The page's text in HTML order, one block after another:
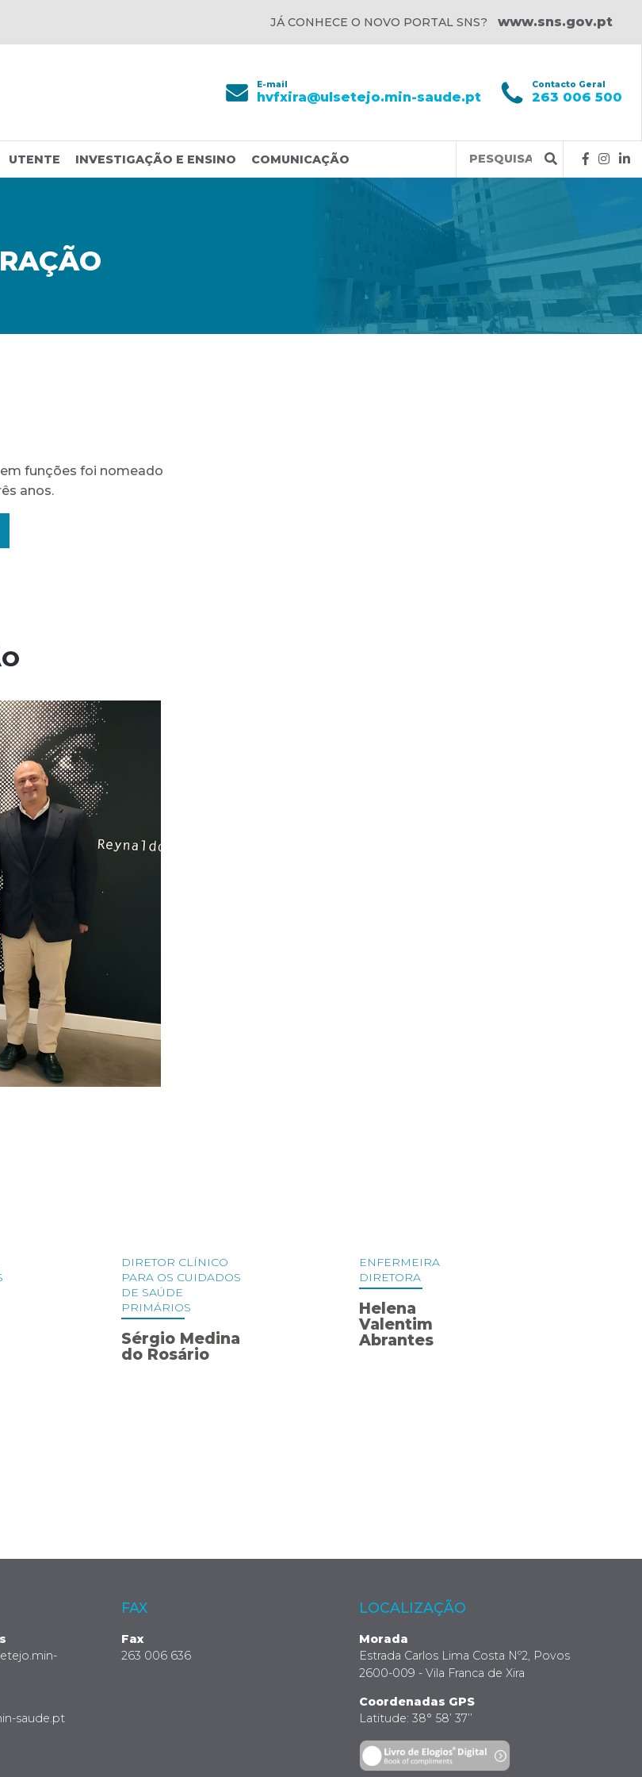
JÁ CONHECE O NOVO PORTAL SNS? www.sns.gov.pt
E-mail
hvfxira@ulsetejo.min-saude.pt
Contacto Geral
263 006 500
UTENTE INVESTIGAÇÃO E ENSINO COMUNICAÇÃO
Query
funções foi nomeado
anos.
DIRETOR CLÍNICO
PARA OS CUIDADOS
DE SAÚDE
PRIMÁRIOS
Sérgio Medina
do Rosário
ENFERMEIRA
DIRETORA
Helena
Valentim
Abrantes
saude.pt
FAX
Fax
263 006 636
LOCALIZAÇÃO
Morada
Estrada Carlos Lima Costa Nº2, Povos
2600-009 - Vila Franca de Xira
Coordenadas GPS
Latitude: 38° 58’ 37’’